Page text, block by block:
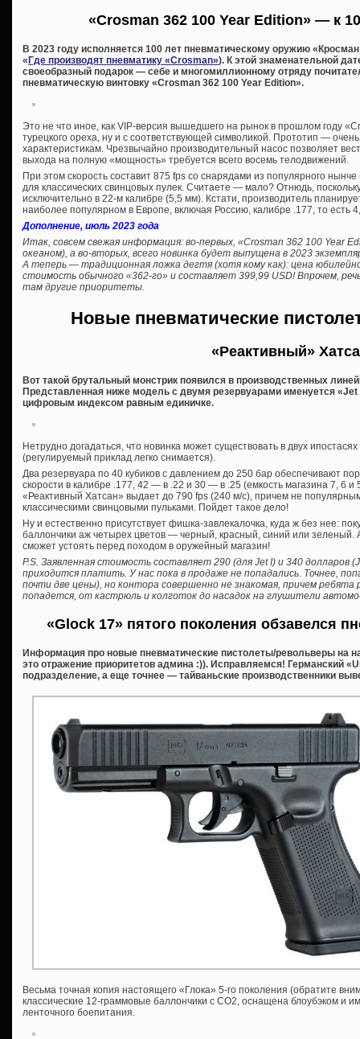
«Crosman 362 100 Year Edition» — к
В 2023 году исполняется 100 лет пневматическому оружию
« Где производят пневматику «Crosman»). К этой знаменательной
своеобразный подарок — себе и многомиллионному отряду
пневматическую винтовку «Crosman 362 100 Year Edition».
Это не что иное, как VIP-версия вышедшего на рынок в прошлом году
турецкого ореха, ну и с соответствующей символикой. Прототип —
характеристикам. Чрезвычайно производительный насос позволяет
выхода на полную «мощность» требуется всего восемь телодвижений.
При этом скорость составит 875 fps со снарядами из популярного
для классических свинцовых пулек. Считаете — мало? Отнюдь,
исключительно в 22-м калибре (5,5 мм). Кстати, производитель
наиболее популярном в Европе, включая Россию, калибре .177, то есть
Дополнение, июль 2023 года
Итак, совсем свежая информация: во-первых, «Crosman 362 100 Year
океаном), а во-вторых, всего новинка будет выпущена в 2023
А теперь — традиционная ложка дегтя (хотя кому как): цена
стоимость обычного «362-го» и составляет 399,99 USD! Впрочем,
там другие приоритеты.
Новые пневматические
«Реактивный»
Вот такой брутальный монстрик появился в производственных
Представленная ниже модель с двумя резервуарами именуется
цифровым индексом равным единичке.
Нетрудно догадаться, что новинка может существовать в двух
(регулируемый приклад легко снимается).
Два резервуара по 40 кубиков с давлением до 250 бар обеспечивают
скорости в калибре .177, 42 — в .22 и 30 — в .25 (емкость магазина 7, 6 и
«Реактивный Хатсан» выдает до 790 fps (240 м/c), причем не
классическими свинцовыми пульками. Пойдет такое дело!
Ну и естественно присутствует фишка-завлекалочка, куда ж без нее:
баллончики аж четырех цветов — черный, красный, синий или зеленый.
сможет устоять перед походом в оружейный магазин!
P.S. Заявленная стоимость составляет 290 (для Jet I) и 340
приходится платить. У нас пока в продаже не попадались. Точнее,
почти две цены), но контора совершенно не знакомая, причем
попадется, от кастрюль и колготок до насадок на глушители
«Glock 17» пятого поколения обзавелся
Информация про новые пневматические пистолеты/револьверы на
это отражение приоритетов админа :)). Исправляемся! Германский
подразделение, а еще точнее — тайваньские производственники
Весьма точная копия настоящего «Глока» 5-го поколения (обратите
классические 12-граммовые баллончики с СО2, оснащена блоубэком и
ленточного боепитания.